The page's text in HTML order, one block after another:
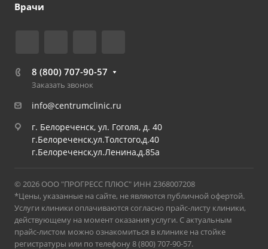
Врачи
8 (800) 707-90-57
Заказать звонок
info@centrumclinic.ru
г. Белореченск, ул. Гоголя, д. 40
г.Белореченск,ул.Толстого,д.40
г.Белореченск,ул.Ленина,д.85а
© 2026 ООО "ПРОГРЕСС ПЛЮС" ИНН 2368007208
*Цены, указанные на сайте, не являются публичной офертой.
Услуги клиники оплачиваются согласно прайс-листу клиники,
действующему на момент оказания услуги. С актуальным
прайс-листом можно ознакомиться в клинике на стойке
регистратуры или по телефону 8 (800) 707-90-57.